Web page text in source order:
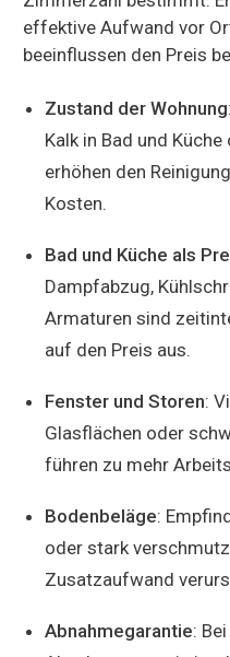
effektive Aufwand vor
beeinflussen den Preis
Zustand der Wohnung
Kalk in Bad und
erhöhen den
Kosten.
Bad und Küche als
Dampfabzug,
Armaturen sind
auf den Preis aus.
Fenster und Storen:
Glasflächen oder
führen zu mehr
Bodenbeläge:
oder stark
Zusatzaufwand
Abnahmegarantie: